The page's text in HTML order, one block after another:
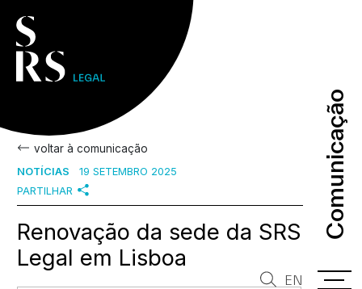
Comunicação
Comunicação
EN
voltar à comunicação
NOTÍCIAS
19 SETEMBRO 2025
PARTILHAR
Renovação da sede da SRS
Legal em Lisboa